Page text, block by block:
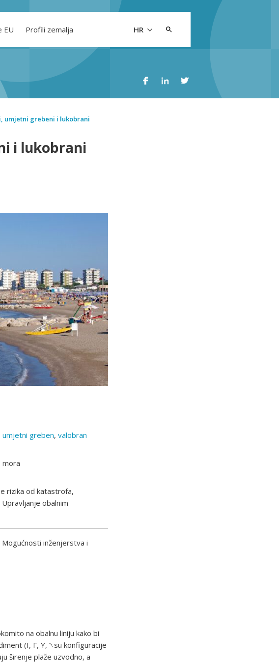
HR
EU Profili zemalja
umjetni grebeni i lukobrani
i lukobrani
umjetni greben, valobran
mora
rizika od katastrofa,
obalnim
inženjerstva i
na obalnu liniju kako bi
(I, Γ, Y, ৲ su konfiguracije
širenje plaže uzvodno, a